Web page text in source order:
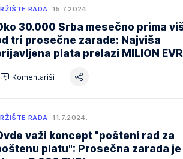
RADA 15.7.2024.
30.000 Srba mesečno prima
tri prosečne zarade: Najviša
plata prelazi MILION
Komentariši
RADA 11.7.2024.
važi koncept "pošteni rad za
platu": Prosečna zarada je